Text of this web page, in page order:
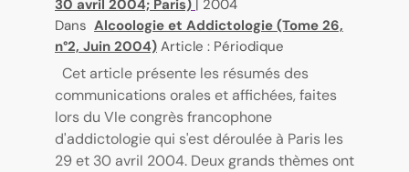
30 avril 2004; Paris) | 2004
Dans Alcoologie et Addictologie (Tome 26,
n°2, Juin 2004) Article : Périodique
Cet article présente les résumés des
communications orales et affichées, faites
lors du VIe congrès francophone
d'addictologie qui s'est déroulée à Paris les
29 et 30 avril 2004. Deux grands thèmes ont